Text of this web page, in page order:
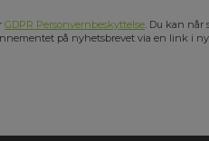
GDPR Personvernbeskyttelse. Du kan når
på nyhetsbrevet via en link i